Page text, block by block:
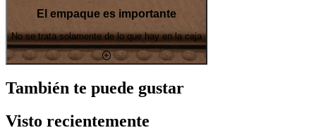
El empaque es importante
No se trata solamente de lo que hay en la caja
También te puede gustar
Visto recientemente